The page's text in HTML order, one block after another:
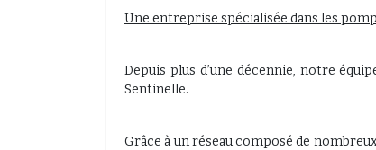
Une entreprise spécialisée dans les
Depuis plus d’une décennie, notre
Sentinelle.
Grâce à un réseau composé de